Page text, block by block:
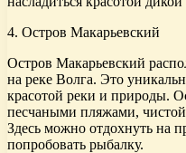
4. Остров Макарьевский
Остров Макарьевский
на реке Волга. Это
красотой реки и природы.
песчаными пляжами,
Здесь можно отдохнуть на
попробовать рыбалку.